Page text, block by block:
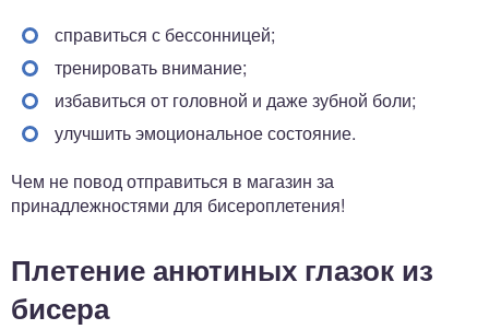
справиться с бессонницей;
тренировать внимание;
избавиться от головной и даже зубной боли;
улучшить эмоциональное состояние.
Чем не повод отправиться в магазин за
принадлежностями для бисероплетения!
Плетение анютиных глазок из
бисера